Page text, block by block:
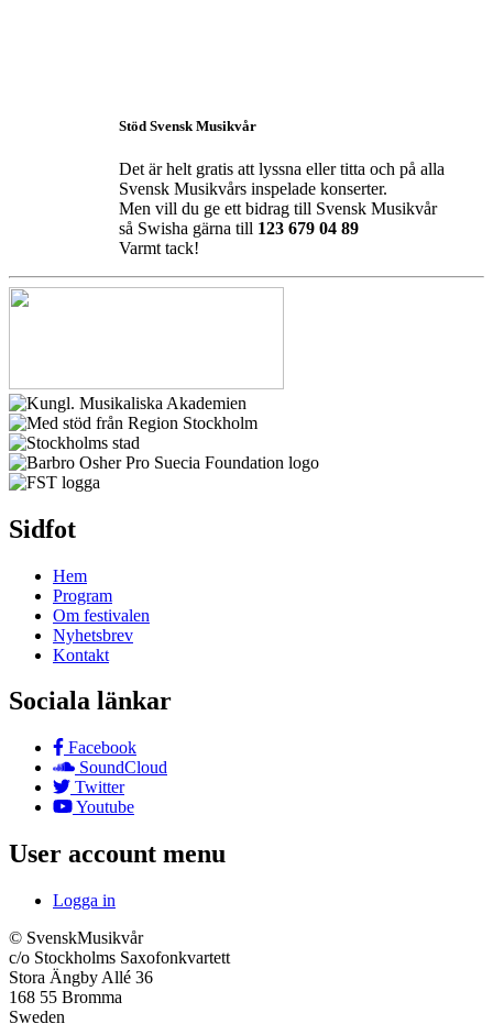
Stöd Svensk Musikvår
Det är helt gratis att lyssna eller titta och på alla
Svensk Musikvårs inspelade konserter.
Men vill du ge ett bidrag till Svensk Musikvår
så Swisha gärna till 123 679 04 89
Varmt tack!
Sidfot
Hem
Program
Om festivalen
Nyhetsbrev
Kontakt
Sociala länkar
Facebook
SoundCloud
Twitter
Youtube
User account menu
Logga in
© SvenskMusikvår
c/o Stockholms Saxofonkvartett
Stora Ängby Allé 36
168 55 Bromma
Sweden